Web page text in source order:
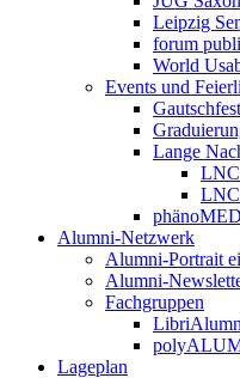
Leipzig
forum
World
Events und
Gautschfest
Lange
LNC
Alumni-Netzwerk
Alumni-Portrait
Alumni-
Fachgruppen
Lageplan